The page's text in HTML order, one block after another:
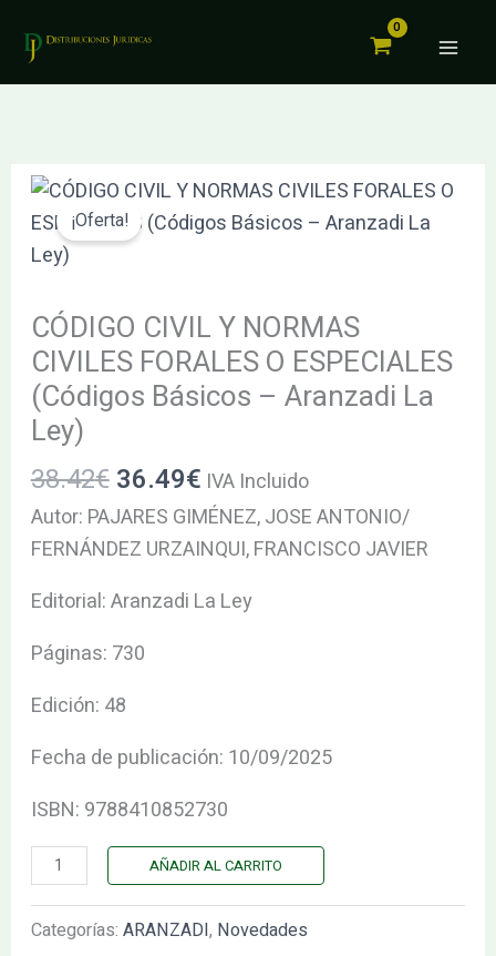
contenido
¡Oferta!
CÓDIGO CIVIL Y NORMAS
CIVILES FORALES O ESPECIALES
(Códigos Básicos – Aranzadi La
Ley)
38.42€
El
precio
original
38.42€.
36.49€
El
precio
36.49€.
IVA Incluido
Autor: PAJARES GIMÉNEZ, JOSE ANTONIO/
FERNÁNDEZ URZAINQUI, FRANCISCO JAVIER
Editorial: Aranzadi La Ley
Páginas: 730
Edición: 48
Fecha de publicación: 10/09/2025
ISBN: 9788410852730
CÓDIGO
CIVIL
Y
CIVILES
FORALES
O
ESPECIALES
(Códigos
Básicos
–
Aranzadi
Ley)
cantidad
AÑADIR AL CARRITO
Categorías: ARANZADI, Novedades
NORMAS
CIVILES
ESPECIALES
(Códigos
Básicos
–
La
Ley)
cantidad